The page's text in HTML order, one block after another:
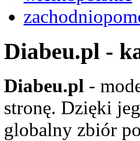
Diabeu.pl -
Diabeu.pl -
stronę. Dzięki
globalny zbiór